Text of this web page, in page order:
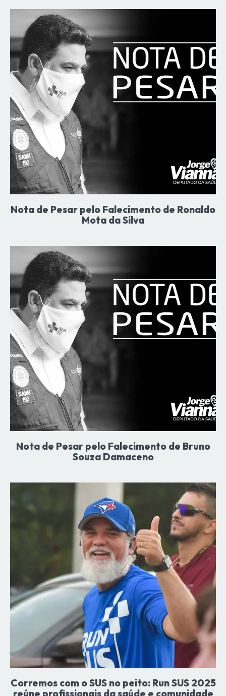
Nota de Pesar pelo Falecimento de Ronaldo
Mota da Silva
Nota de Pesar pelo Falecimento de Bruno
Souza Damaceno
Corremos com o SUS no peito: Run SUS 2025